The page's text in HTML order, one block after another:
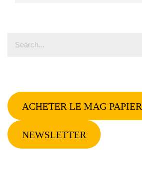
ACHETER LE MAG PAPIER
NEWSLETTER